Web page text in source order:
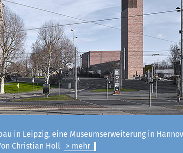
in Leipzig, eine Museumserweiterung in
Christian Holl
> mehr